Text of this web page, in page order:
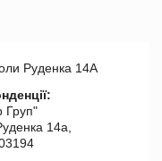
Руденка 14А
Груп"
14а,